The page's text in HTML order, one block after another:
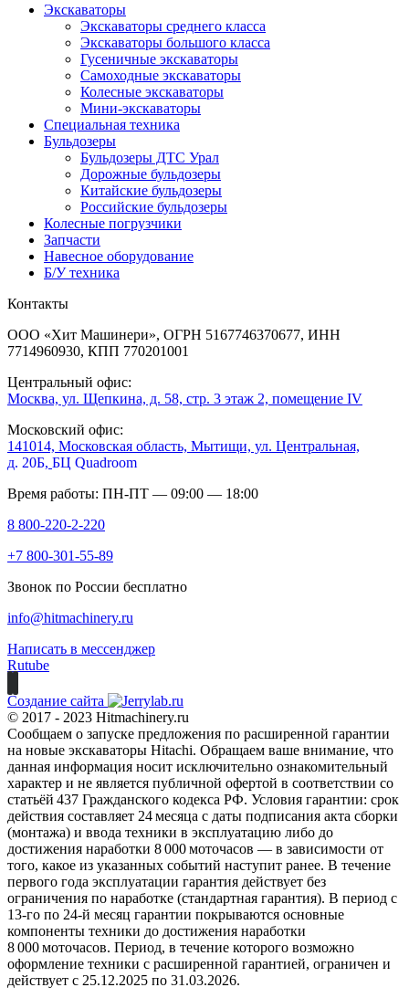
Экскаваторы
Экскаваторы среднего класса
Экскаваторы большого класса
Гусеничные экскаваторы
Самоходные экскаваторы
Колесные экскаваторы
Мини-экскаваторы
Специальная техника
Бульдозеры
Бульдозеры ДТС Урал
Дорожные бульдозеры
Китайские бульдозеры
Российские бульдозеры
Колесные погрузчики
Запчасти
Навесное оборудование
Б/У техника
Контакты
ООО «Хит Машинери», ОГРН 5167746370677, ИНН
7714960930, КПП 770201001
Центральный офис:
Москва, ул. Щепкина, д. 58, стр. 3 этаж 2, помещение IV
Московский офис:
141014, Московская область, Мытищи, ул. Центральная,
д. 20Б, БЦ Quadroom
Время работы: ПН-ПТ — 09:00 — 18:00
8 800-220-2-220
+7 800-301-55-89
Звонок по России бесплатно
info@hitmachinery.ru
Написать в мессенджер
Rutube
Создание сайта
© 2017 - 2023 Hitmachinery.ru
Сообщаем о запуске предложения по расширенной гарантии
на новые экскаваторы Hitachi. Обращаем ваше внимание, что
данная информация носит исключительно ознакомительный
характер и не является публичной офертой в соответствии со
статьёй 437 Гражданского кодекса РФ. Условия гарантии: срок
действия составляет 24 месяца с даты подписания акта сборки
(монтажа) и ввода техники в эксплуатацию либо до
достижения наработки 8 000 моточасов — в зависимости от
того, какое из указанных событий наступит ранее. В течение
первого года эксплуатации гарантия действует без
ограничения по наработке (стандартная гарантия). В период с
13‑го по 24‑й месяц гарантии покрываются основные
компоненты техники до достижения наработки
8 000 моточасов. Период, в течение которого возможно
оформление техники с расширенной гарантией, ограничен и
действует с 25.12.2025 по 31.03.2026.